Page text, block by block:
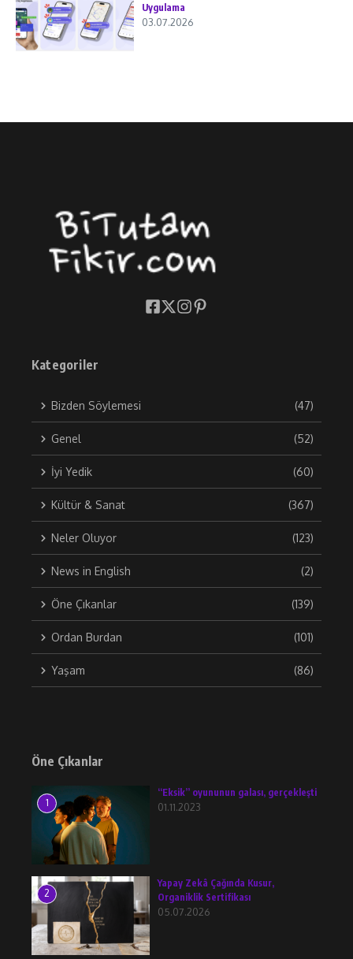
Uygulama
03.07.2026
Kategoriler
Bizden Söylemesi (47)
Genel (52)
İyi Yedik (60)
Kültür & Sanat (367)
Neler Oluyor (123)
News in English (2)
Öne Çıkanlar (139)
Ordan Burdan (101)
Yaşam (86)
Öne Çıkanlar
1
“Eksik” oyununun galası, gerçekleşti
01.11.2023
2
Yapay Zekâ Çağında Kusur,
Organiklik Sertifikası
05.07.2026